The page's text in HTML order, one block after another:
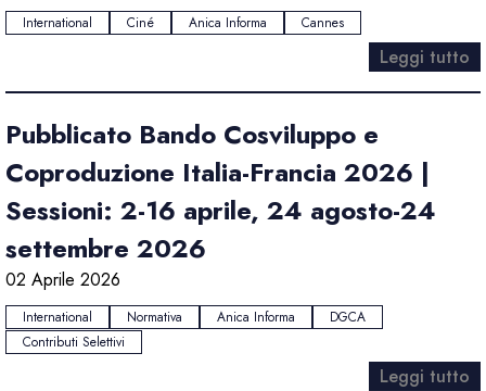
International Ciné Anica Informa Cannes
Leggi tutto
Pubblicato Bando Cosviluppo e
Coproduzione Italia-Francia 2026 |
Sessioni: 2-16 aprile, 24 agosto-24
settembre 2026
02 Aprile 2026
International Normativa Anica Informa
DGCA
Contributi Selettivi
Leggi tutto